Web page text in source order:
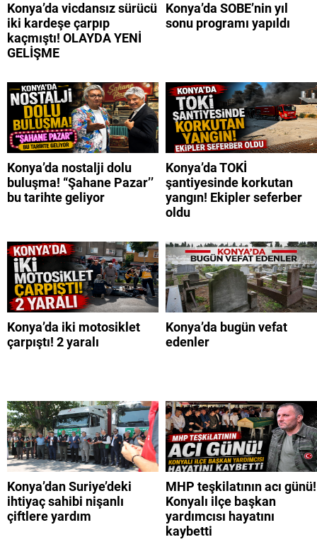
Konya’da vicdansız sürücü
iki kardeşe çarpıp
kaçmıştı! OLAYDA YENİ
GELİŞME
Konya’da SOBE’nin yıl
sonu programı yapıldı
Konya’da nostalji dolu
buluşma! “Şahane Pazar’’
bu tarihte geliyor
Konya’da TOKİ
şantiyesinde korkutan
yangın! Ekipler seferber
oldu
Konya’da iki motosiklet
çarpıştı! 2 yaralı
Konya’da bugün vefat
edenler
Konya’dan Suriye’deki
ihtiyaç sahibi nişanlı
çiftlere yardım
MHP teşkilatının acı günü!
Konyalı ilçe başkan
yardımcısı hayatını
kaybetti